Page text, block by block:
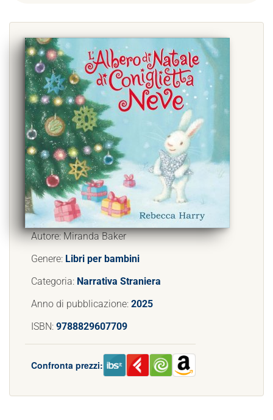
Autore: Miranda Baker
Genere: Libri per bambini
Categoria: Narrativa Straniera
Anno di pubblicazione: 2025
ISBN: 9788829607709
Confronta prezzi: